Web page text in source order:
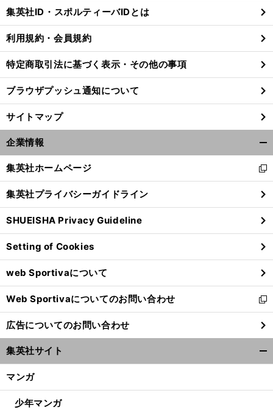
る
集英社ID・スポルティーバIDとは
利用規約・会員規約
特定商取引法に基づく表示・その他の事項
ブラウザプッシュ通知について
サイトマップ
企業情報
閉
る
集英社ホームページ
新
し
い
ウ
ィ
ン
ド
ウ
で
開
く
集英社プライバシーガイドライン
SHUEISHA Privacy Guideline
Setting of Cookies
web Sportivaについて
Web Sportivaについてのお問い合わせ
新
し
い
ウ
ィ
ン
ウ
広告についてのお問い合わせ
集英社サイト
マンガ
少年マンガ